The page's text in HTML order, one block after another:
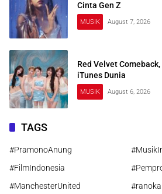
Cinta Gen Z
MUSIK August 7, 2026
Red Velvet
iTunes Dunia
MUSIK August 6, 2026
TAGS
#PramonoAnung
#FilmIndonesia
#ManchesterUnited